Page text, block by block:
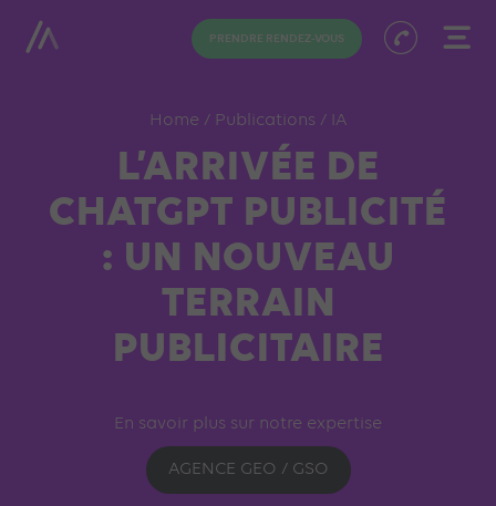
PRENDRE RENDEZ-VOUS
Home / Publications / IA
L’ARRIVÉE DE
CHATGPT PUBLICITÉ
: UN NOUVEAU
TERRAIN
PUBLICITAIRE
En savoir plus sur notre expertise
AGENCE GEO / GSO